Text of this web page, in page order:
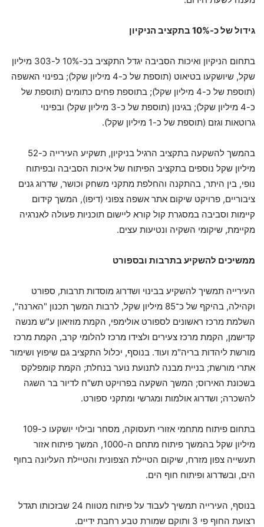
גידול של כ-10% בתקציב הניקיון
בתחום הניקיון ואיכות הסביבה יגדל התקציב בכ-10% ל-303 מיליון
שקל, שיושקעו בטיאוט (תוספת של כ-4 מיליון שקל); בפינוי האשפה
(תוספת של כ-4 מיליון שקל); בתוספת פחים כתומים (תוספת של
כ-4 מיליון שקל); בגינון (תוספת של כ-3 מיליון שקל) ובפינוי
גרוטאות וגזם (תוספת של כ-1 מיליון שקל).
בהמשך להשקעה בתקציב הרגיל בניקיון, תשקיע העירייה כ-52
מיליון שקל נוספים בתקציב הפיתוח של איכות הסביבה ובפיתוח
נופי, בין היתר, בהתקנה והחלפת מתקני משחק וכושר, שדרוג גנים
ציבוריים, פרויקט שיקום אתר אשפה צפוני (דיפו), המשך קידום
קיימות וסביבה במסגרת קול קורא ליישום תוכניות פעולה לאנרגיה
מקיימת, שיקומי השקיה ונטיעות עצים.
ממשיכים להשקיע בתרבות ובספורט
העירייה תמשיך להשקיע בבינוי ושדרוג מוסדות תרבות, ספורט
וקהילה, בהיקף של כ־85 מיליון שקל, לרבות המשך תכנון "הארנה",
השלמת מרכז ראשונים לספורט אולימפי, הקמת מוזיאון ע"ש מנשה
קדישמן, הקמת מרכז צעירים ולצידו מרכז להלומי קרב, הקמת מרכז
מורשת ליהדות בריה"מ ועוד. בנוסף, יכלול התקציב גם שיפוץ ושימור
אתרי מורשת; בניית מבנה לתנועת נוער בנחלת; הקמת קומפלקס
בשכונת האירוס; המשך השקעה בפרויקט תש"ח לדיור בר השגה
להשכרה; ושדרוג אולמות ומגרשי ומתקני ספורט.
בתחום פיתוח מתחמי אזורי תעסוקה, מסחר ובילוי יושקעו כ-109
מיליון שקל בהמשך פיתוח מתחם ה-1000, המשך פיתוח אזור
תעשייה צפון מזרח, שיקום הטיילת הצפונית והטיילת העליונה בחוף
הים, ובשדרוג ופיתוח חוף הים.
בנוסף, העירייה תמשיך לעבוד על פיתוח מטווח 24 שבזכותו תגדל
רצועת החוף פי 3 ותוקם שמורת טבע רחבת ידיים.